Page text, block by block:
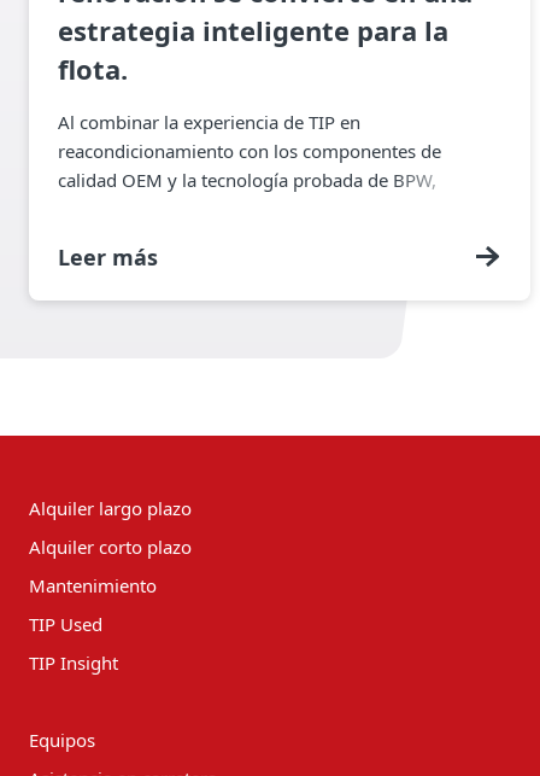
estrategia inteligente para la
flota.
Al combinar la experiencia de TIP en
reacondicionamiento con los componentes de
calidad OEM y la tecnología probada de BPW,
Leer más
Alquiler largo plazo
Alquiler corto plazo
Mantenimiento
TIP Used
TIP Insight
Equipos